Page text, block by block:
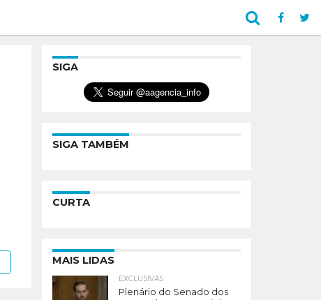
SIGA
SIGA TAMBÉM
CURTA
MAIS LIDAS
EXCLUSIVAS
Plenário do Senado dos